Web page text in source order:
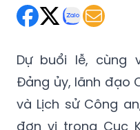
Dự buổi lễ, cùng
Đảng ủy, lãnh đạo
và Lịch sử Công
đơn vị trong Cục